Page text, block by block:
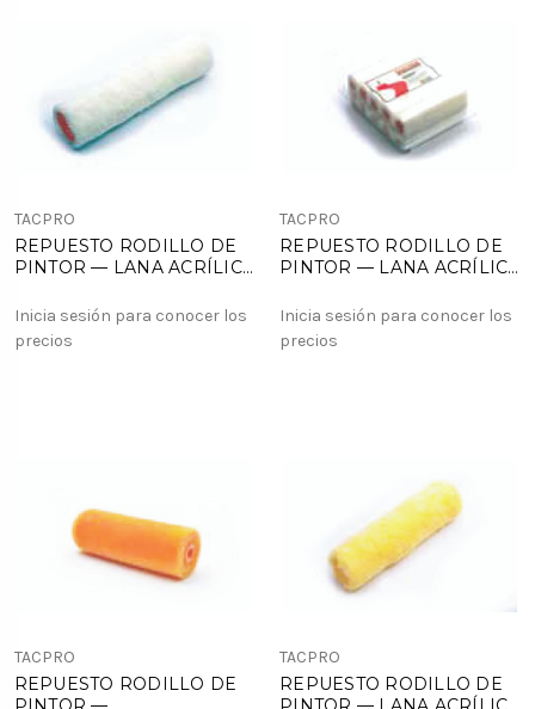
TACPRO
REPUESTO RODILLO DE
PINTOR — LANA ACRÍLICA
Inicia sesión para conocer los
precios
TACPRO
REPUESTO RODILLO DE
PINTOR — LANA ACRÍLICA
X10 U
Inicia sesión para conocer los
precios
TACPRO
REPUESTO RODILLO DE
TACPRO
REPUESTO RODILLO DE